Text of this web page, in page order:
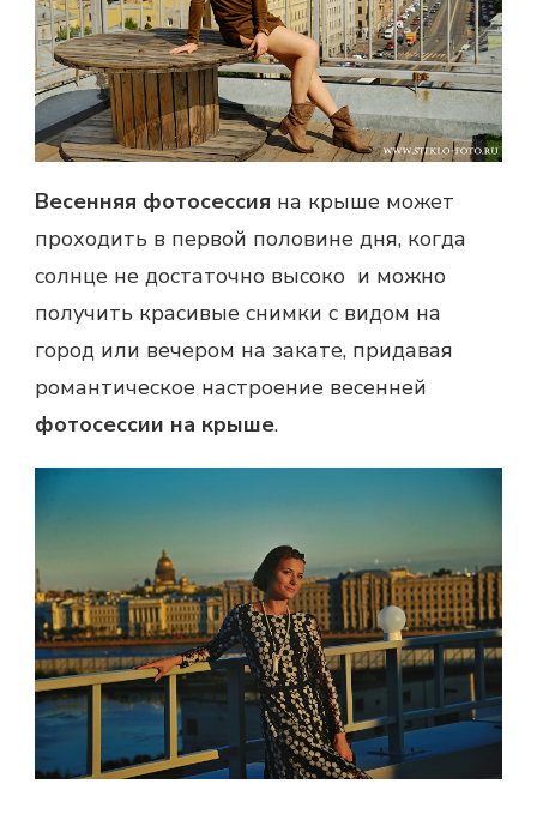
Весенняя фотосессия на крыше может
проходить в первой половине дня, когда
солнце не достаточно высоко и можно
получить красивые снимки с видом на
город или вечером на закате, придавая
романтическое настроение весенней
фотосессии на крыше.